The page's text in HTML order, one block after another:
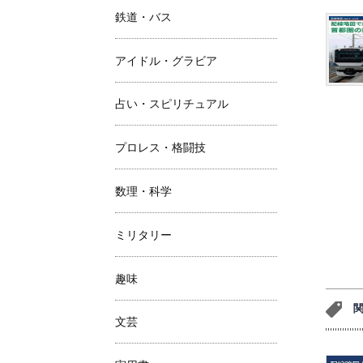
鉄道・バス
アイドル・グラビア
占い・スピリチュアル
プロレス・格闘技
数理・科学
ミリタリー
趣味
文芸